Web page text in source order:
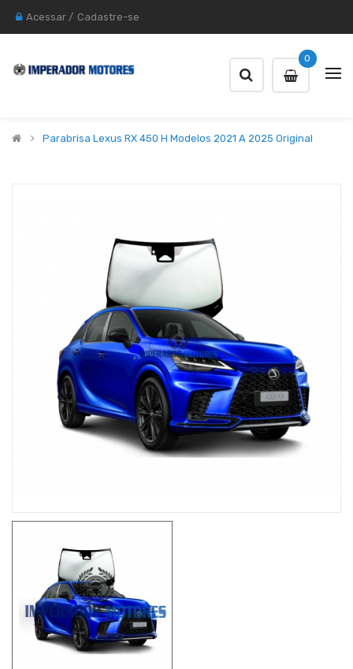
Acessar / Cadastre-se
0
Parabrisa Lexus RX 450 H Modelos 2021 A 2025 Original